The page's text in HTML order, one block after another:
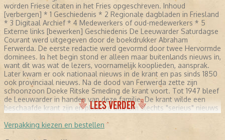
worden Friese citaten in het Fries opgeschreven. Inhoud
[verbergen] * 1 Geschiedenis * 2 Regionale dagbladen in Friesland
* 3 Digitaal Archief * 4 Medewerkers of oud-medewerkers * 5
Externe links [bewerken] Geschiedenis De Leeuwarder Saturdagse
Courant werd uitgegeven door de boekdrukker Abraham
Ferwerda. De eerste redactie werd gevormd door twee Hervormde
dominees. In het begin stond er alleen maar buitenlands nieuws in,
want dit was wat de lezers, voornamelijk kooplieden, aansprak.
Later kwam er ook nationaal nieuws in de krant en pas sinds 1850
ook provinciaal nieuws. Na de dood van Ferwerda zette zijn
schoonzoon Doeke Ritske Smeding de krant voort. Tot 1947 bleef
de Leeuwarder in handen van deze familie. De krant wilde een
beschaafde krant zijn en plaatste daarom slechts "serieus" nieuws
nieuwe hoofdredacteur die ook zorgde voor andere genres in de
krant, maar interviews bleven tot 1930 uit den boze. Daarna
LEES VERDER
Verpakking kiezen en bestellen